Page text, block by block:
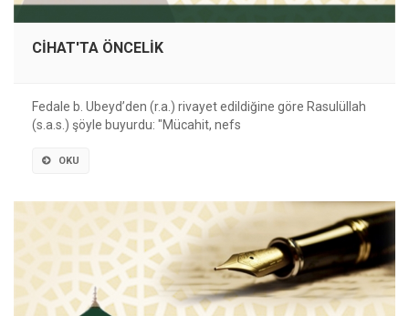
CİHAT'TA ÖNCELİK
Fedale b. Ubeyd’den (r.a.) rivayet edildiğine göre Rasulüllah
(s.a.s.) şöyle buyurdu: "Mücahit, nefs
OKU